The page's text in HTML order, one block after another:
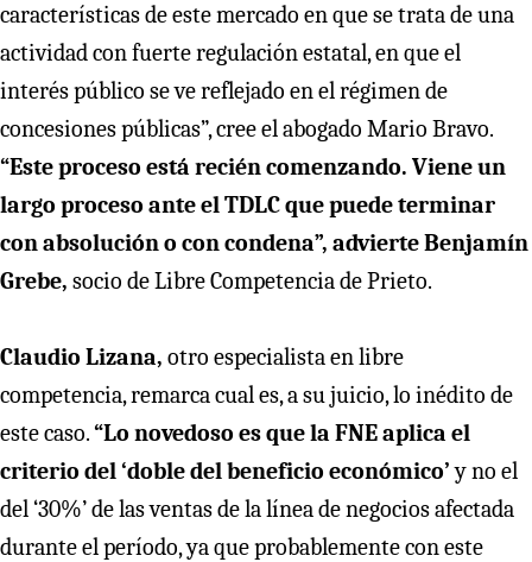
características de este mercado en que se trata de una
actividad con fuerte regulación estatal, en que el
interés público se ve reflejado en el régimen de
concesiones públicas”, cree el abogado Mario Bravo.
“Este proceso está recién comenzando. Viene un
largo proceso ante el TDLC que puede terminar
con absolución o con condena”, advierte Benjamín
Grebe, socio de Libre Competencia de Prieto.
Claudio Lizana, otro especialista en libre
competencia, remarca cual es, a su juicio, lo inédito de
este caso.“Lo novedoso es que la FNE aplica el
criterio del ‘doble del beneficio económico’y no el
del ‘30%’ de las ventas de la línea de negocios afectada
durante el período, ya que probablemente con este